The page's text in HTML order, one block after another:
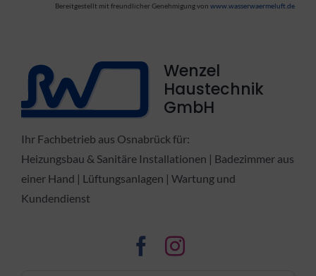
Bereitgestellt mit freundlicher Genehmigung vonwww.wasserwaermeluft.de
Wenzel
Haustechnik
GmbH
Ihr Fachbetrieb aus Osnabrück für:
Heizungsbau & Sanitäre Installationen | Badezimmer aus
einer Hand | Lüftungsanlagen | Wartung und
Kundendienst